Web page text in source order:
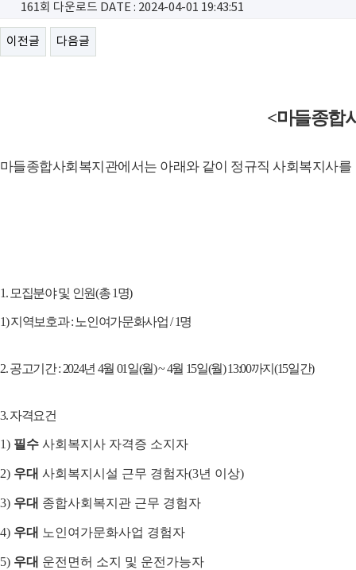
161회 다운로드 DATE : 2024-04-01 19:43:51
이전글 다음글
<마들종합
마들종합사회복지관에서는 아래와 같이 정규직 사회복지사를
1.모집분야 및 인원(총1명)
1)지역보호과:노인여가문화사업/ 1명
2.공고기간: 2024년 4월 01일(월) ~ 4월 15일(월) 13:00까지(15일간)
3.자격요건
1) 필수 사회복지사 자격증 소지자
2) 우대 사회복지시설 근무 경험자(3년 이상)
3) 우대 종합사회복지관 근무 경험자
4) 우대 노인여가문화사업 경험자
5) 우대 운전면허 소지 및 운전가능자